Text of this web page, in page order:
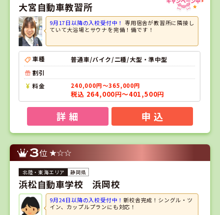
大宮自動車教習所
9月17日以降の入校受付中！ 専用宿舎が教習所に隣接し
ていて大浴場とサウナを完備！備です！
車種
普通車/バイク/二種/大型・準中型
割引
料金
240,000円～365,000円
税込 264,000円～401,500円
詳 細 申 込
3位
静岡県
浜松自動車学校 浜岡校
9月24日以降の入校受付中！新校舎完成！シングル・ツ
イン、カップルプランにも対応！